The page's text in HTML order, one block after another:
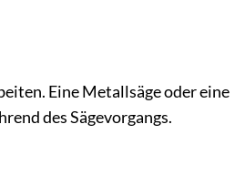
Eine Metallsäge oder eine
des Sägevorgangs.